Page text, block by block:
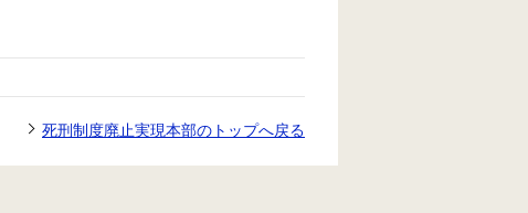
死刑制度廃止実現本部のトップへ戻る